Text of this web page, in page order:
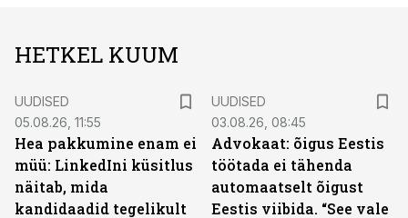
HETKEL KUUM
UUDISED
05.08.26, 11:55
Hea pakkumine enam ei
müü: LinkedIni küsitlus
näitab, mida
kandidaadid tegelikult
UUDISED
03.08.26, 08:45
Advokaat: õigus Eestis
töötada ei tähenda
automaatselt õigust
Eestis viibida. “See vale